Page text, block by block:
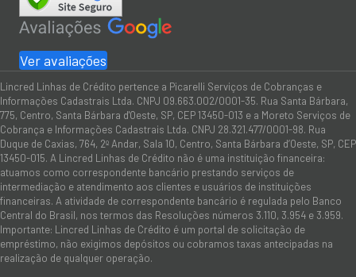
Ver avaliações
Lincred Linhas de Crédito pertence a Picarelli Serviços de Cobranças e
Informações Cadastrais Ltda. CNPJ 09.663.002/0001-35. Rua Santa Bárbara,
775, Centro, Santa Bárbara d'Oeste, SP, CEP 13450-013 e a Moreto Serviços de
Cobrança e Informações Cadastrais Ltda. CNPJ 28.321.477/0001-98. Rua
Duque de Caxias, 764, 2º Andar, Sala 10, Centro, Santa Bárbara d’Oeste, SP, CEP
13450-015. A Lincred Linhas de Crédito não é uma instituição financeira:
atuamos como correspondente bancário prestando serviços de
intermediação e atendimento aos clientes e usuários de instituições
financeiras. A atividade de correspondente bancário é regulada pelo Banco
Central do Brasil, nos termos das Resoluções números 3.110, 3.954 e 3.959.
Importante: Lincred Linhas de Crédito é um portal de solicitação de
empréstimo, não exigimos depósitos ou cobramos taxas antecipadas na
realização de qualquer operação.